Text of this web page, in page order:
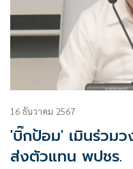
16 ธันวาคม 2567
'บิ๊กป้อม' เมินร่วมว
ส่งตัวแทน พปชร.